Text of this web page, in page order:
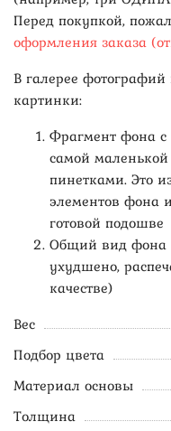
Перед покупкой,
оформления заказа
В галерее
картинки:
Фрагмент фона
самой
пинетками. Это
элементов фона
готовой подошве
Общий вид фона
ухудшено,
качестве)
Вес
Подбор цвета
Материал основы
Толщина